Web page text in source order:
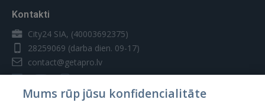
Kontakti
City24 SIA, (40003692375)
28259069 (darba dien. 09-17)
contact@getapro.lv
Mums rūp jūsu konfidencialitāte